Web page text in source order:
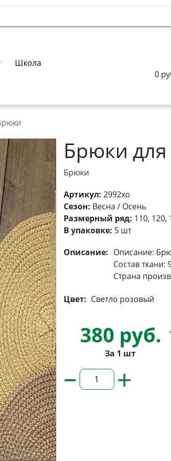
Школа
0
Брюки для
Брюки
Артикул: 2992хо
Сезон: Весна / Осень
Размерный ряд: 110, 120,
В упаковке: 5 шт
Описание: Описание:
Состав ткани:
Страна
Цвет: Светло розовый
380 руб.
За 1 шт
– +